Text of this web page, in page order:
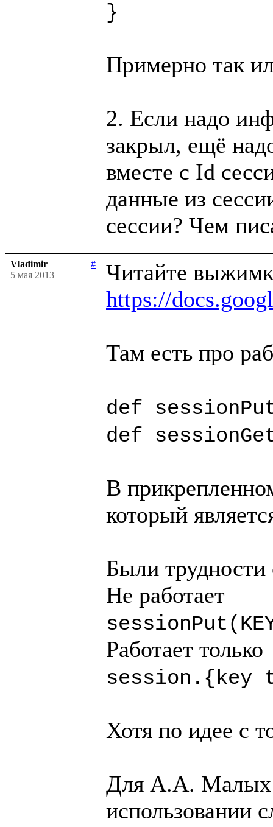
}
Примерно так
2. Если надо
закрыл, ещё
вместе с Id
данные из
Vladimir
#
5 мая 2013
https://
Там есть про
def
def
В
который
Были трудности
Хотя по идее с
Для А.А. Малых